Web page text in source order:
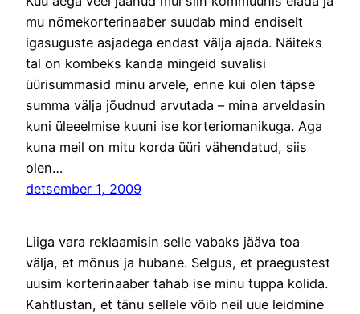
mu nõmekorterinaaber suudab mind endiselt
igasuguste asjadega endast välja ajada. Näiteks
tal on kombeks kanda mingeid suvalisi
üürisummasid minu arvele, enne kui olen täpse
summa välja jõudnud arvutada – mina arveldasin
kuni üleeelmise kuuni ise korteriomanikuga. Aga
kuna meil on mitu korda üüri vähendatud, siis
olen…
detsember 1, 2009
Liiga vara reklaamisin selle vabaks jääva toa
välja, et mõnus ja hubane. Selgus, et praegustest
uusim korterinaaber tahab ise minu tuppa kolida.
Kahtlustan, et tänu sellele võib neil uue leidmine